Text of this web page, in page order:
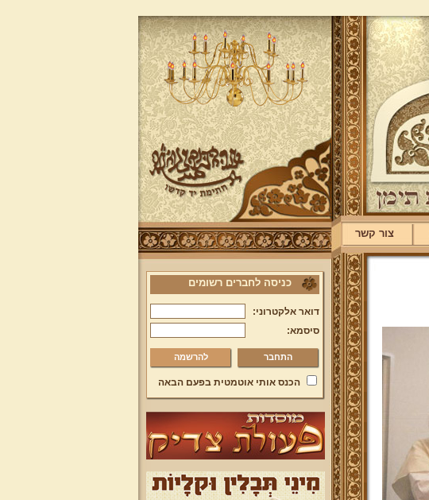
צור קשר
כניסה לחברים רשומים
דואר אלקטרוני:
סיסמא:
להרשמה
הכנס אותי אוטמטית בפעם הבאה